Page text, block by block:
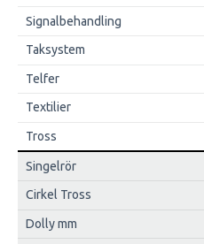
Signalbehandling
Taksystem
Telfer
Textilier
Tross
Singelrör
Cirkel Tross
Dolly mm